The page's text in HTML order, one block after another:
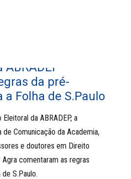
da pré-
a Folha de S.Paulo
da ABRADEP, a
Comunicação da Academia,
e doutores em Direito
comentaram as regras
S.Paulo.